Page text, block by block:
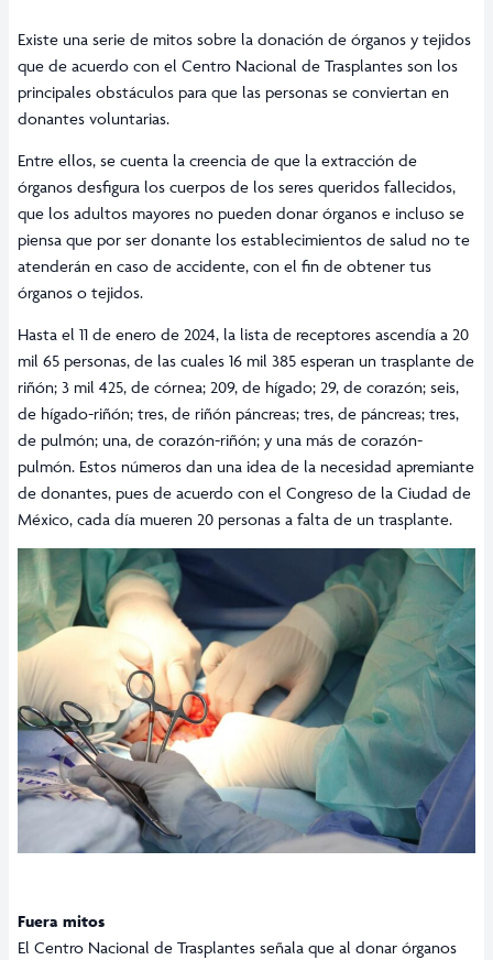
Existe una serie de mitos sobre la donación de órganos y tejidos
que de acuerdo con el Centro Nacional de Trasplantes son los
principales obstáculos para que las personas se conviertan en
donantes voluntarias.
Entre ellos, se cuenta la creencia de que la extracción de
órganos desfigura los cuerpos de los seres queridos fallecidos,
que los adultos mayores no pueden donar órganos e incluso se
piensa que por ser donante los establecimientos de salud no te
atenderán en caso de accidente, con el fin de obtener tus
órganos o tejidos.
Hasta el 11 de enero de 2024, la lista de receptores ascendía a 20
mil 65 personas, de las cuales 16 mil 385 esperan un trasplante de
riñón; 3 mil 425, de córnea; 209, de hígado; 29, de corazón; seis,
de hígado-riñón; tres, de riñón páncreas; tres, de páncreas; tres,
de pulmón; una, de corazón-riñón; y una más de corazón-
pulmón. Estos números dan una idea de la necesidad apremiante
de donantes, pues de acuerdo con el Congreso de la Ciudad de
México, cada día mueren 20 personas a falta de un trasplante.
Fuera mitos
El Centro Nacional de Trasplantes señala que al donar órganos